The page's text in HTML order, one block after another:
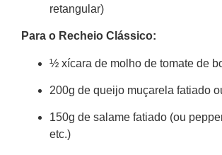
retangular)
Para o Recheio Clássico:
½ xícara de molho de tomate de
200g de queijo muçarela fatiado
150g de salame fatiado (ou
etc.)